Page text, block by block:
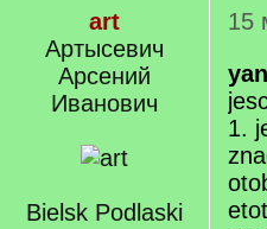
art
Артысевич
Арсений
Иванович
Bielsk Podlaski
15
1.